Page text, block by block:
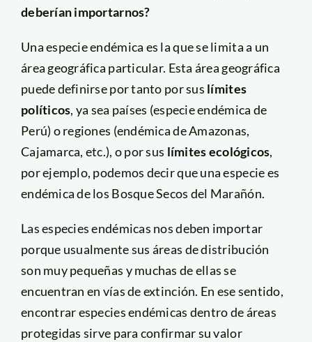
deberían importarnos?
Una especie endémica es la que se limita a un
área geográfica particular. Esta área geográfica
puede definirse por tanto por sus límites
políticos, ya sea países (especie endémica de
Perú) o regiones (endémica de Amazonas,
Cajamarca, etc.), o por sus límites ecológicos,
por ejemplo, podemos decir que una especie es
endémica de los Bosque Secos del Marañón.
Las especies endémicas nos deben importar
porque usualmente sus áreas de distribución
son muy pequeñas y muchas de ellas se
encuentran en vías de extinción. En ese sentido,
encontrar especies endémicas dentro de áreas
protegidas sirve para confirmar su valor